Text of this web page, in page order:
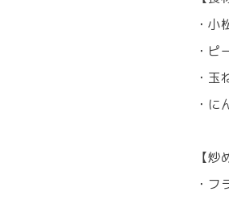
・
・
・玉
・に
【炒
・